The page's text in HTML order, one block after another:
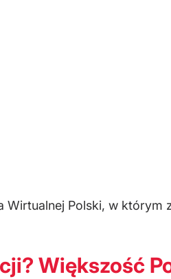
Wirtualnej Polski, w
Większość